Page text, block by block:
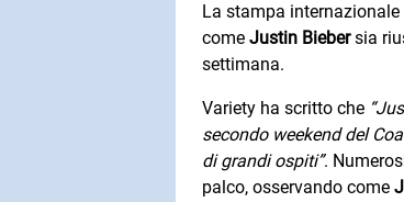
La stampa
come Justin Biebersia
settimana.
Variety ha scritto che
secondo weekend del
di grandi ospiti”.
palco, osservando come